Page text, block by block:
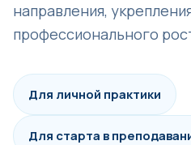
направления,
профессионального
Для личной практики
Для старта в